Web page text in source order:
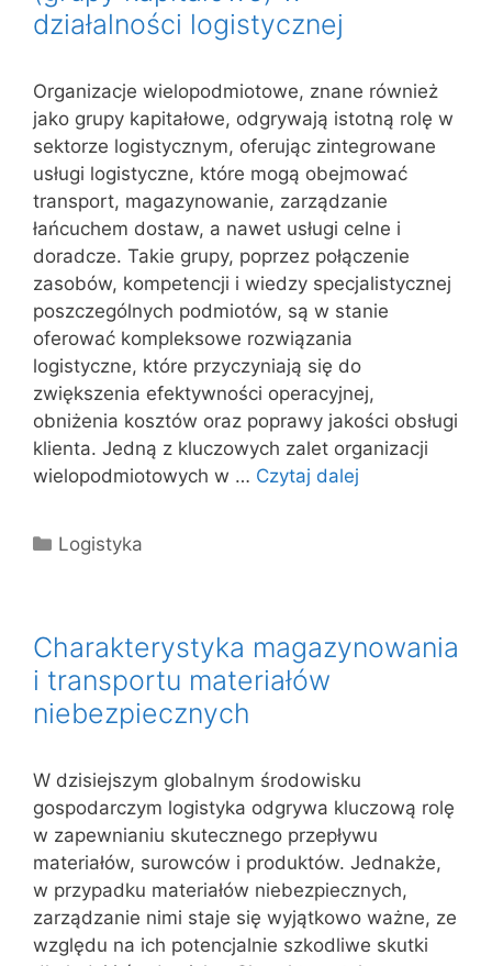
działalności logistycznej
Organizacje wielopodmiotowe, znane również
jako grupy kapitałowe, odgrywają istotną rolę w
sektorze logistycznym, oferując zintegrowane
usługi logistyczne, które mogą obejmować
transport, magazynowanie, zarządzanie
łańcuchem dostaw, a nawet usługi celne i
doradcze. Takie grupy, poprzez połączenie
zasobów, kompetencji i wiedzy specjalistycznej
poszczególnych podmiotów, są w stanie
oferować kompleksowe rozwiązania
logistyczne, które przyczyniają się do
zwiększenia efektywności operacyjnej,
obniżenia kosztów oraz poprawy jakości obsługi
klienta. Jedną z kluczowych zalet organizacji
wielopodmiotowych w … Czytaj dalej
Kategorie
Logistyka
Charakterystyka magazynowania
i transportu materiałów
niebezpiecznych
W dzisiejszym globalnym środowisku
gospodarczym logistyka odgrywa kluczową rolę
w zapewnianiu skutecznego przepływu
materiałów, surowców i produktów. Jednakże,
w przypadku materiałów niebezpiecznych,
zarządzanie nimi staje się wyjątkowo ważne, ze
względu na ich potencjalnie szkodliwe skutki